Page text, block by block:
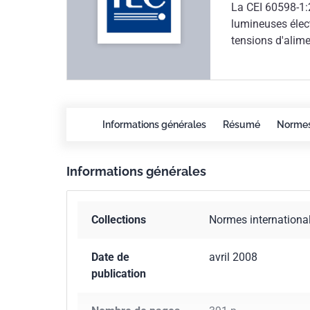
La CEI 60598-
lumineuses
tensions
indiqués dans
8.2.3, 9.2:
Paragraphes
Paragraphes
pour être
Informations générales Résumé
Informations générales
Collections Normes
Date de
publication
avril 2008